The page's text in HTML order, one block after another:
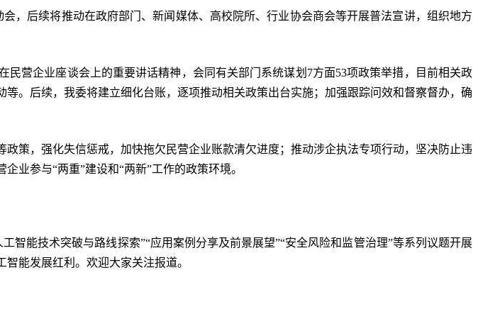
，后续将推动在政府部门、新闻媒体、高校院所、行业协会商会等开展普法宣讲，组织地方
营企业座谈会上的重要讲话精神，会同有关部门系统谋划7方面53项政策举措，目前相关政
。后续，我委将建立细化台账，逐项推动相关政策出台实施；加强跟踪问效和督察督办，确
策，强化失信惩戒，加快拖欠民营企业账款清欠进度；推动涉企执法专项行动，坚决防止违
业参与“两重”建设和“两新”工作的政策环境。
智能技术突破与路线探索”“应用案例分享及前景展望”“安全风险和监管治理”等系列议题开展
能发展红利。欢迎大家关注报道。